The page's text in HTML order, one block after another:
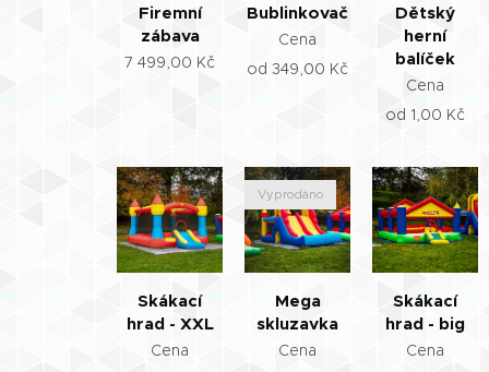
Firemní
zábava
7 499,00 Kč
Bublinkovač
Cena
od349,00 Kč
Dětský
herní
balíček
Cena
od 1,00 Kč
Skákací
hrad - XXL
Cena
Mega
skluzavka
Vyprodáno
Cena
Skákací
hrad - big
Cena